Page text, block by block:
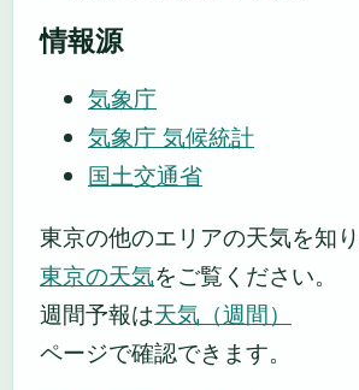
情報源
気象庁
気象庁 気候統計
国土交通省
東京の他のエリアの天気を知
東京の天気をご覧ください。
週間予報は天気（週間）
ページで確認できます。